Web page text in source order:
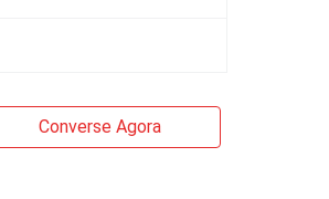
Converse Agora